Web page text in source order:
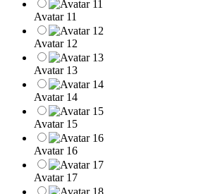
Avatar 11
Avatar 12
Avatar 13
Avatar 14
Avatar 15
Avatar 16
Avatar 17